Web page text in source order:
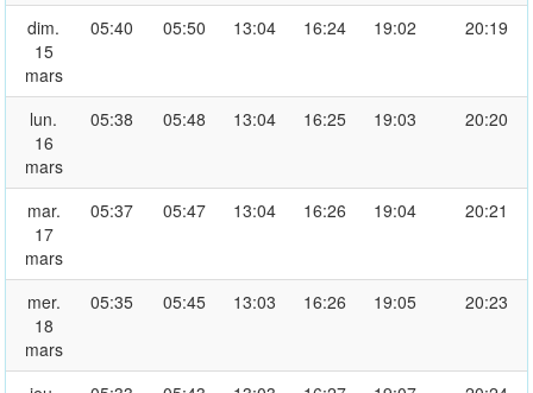
dim.
15
mars
05:40 05:50 13:04 16:24 19:02 20:19
lun.
16
mars
05:38 05:48 13:04 16:25 19:03 20:20
mar.
17
mars
05:37 05:47 13:04 16:26 19:04 20:21
mer.
18
mars
05:35 05:45 13:03 16:26 19:05 20:23